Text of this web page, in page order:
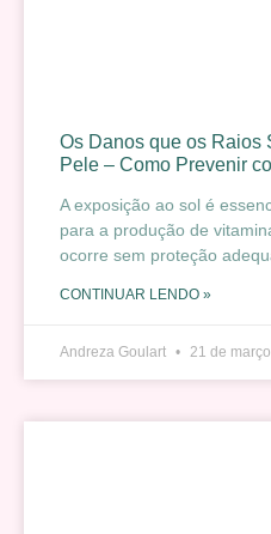
Os Danos que os Raios
Pele – Como Prevenir
A exposição ao sol é
para a produção de
ocorre sem proteção
CONTINUAR LENDO »
Andreza Goulart 21 de